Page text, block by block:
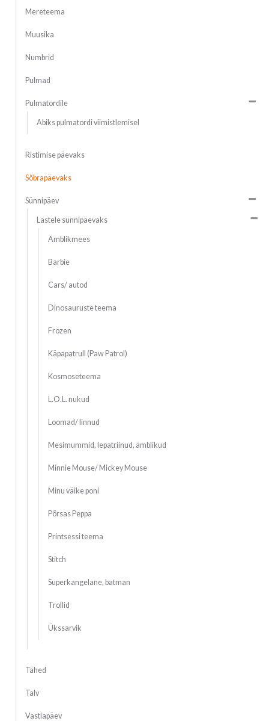
Mereteema
Muusika
Numbrid
Pulmad
Pulmatordile
Abiks pulmatordi viimistlemisel
Ristimise päevaks
Sõbrapäevaks
Sünnipäev
Lastele sünnipäevaks
Ämblikmees
Barbie
Cars/ autod
Dinosauruste teema
Frozen
Käpapatrull (Paw Patrol)
Kosmoseteema
L.O.L. nukud
Loomad/ linnud
Mesimummid, lepatriinud, ämblikud
Minnie Mouse/ Mickey Mouse
Minu väike poni
Põrsas Peppa
Printsessi teema
Stitch
Superkangelane, batman
Trollid
Ükssarvik
Tähed
Talv
Vastlapäev